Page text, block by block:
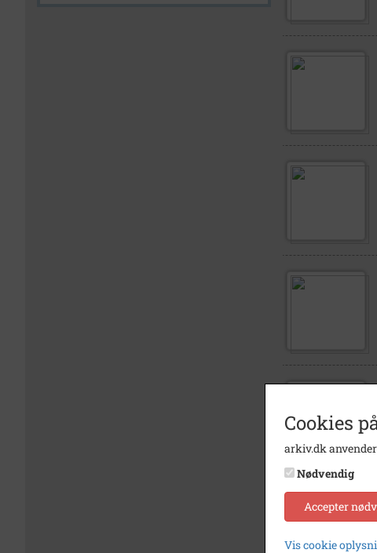
Cookies
arkiv.dk
Nødvendig
Accepter
Vis cookie